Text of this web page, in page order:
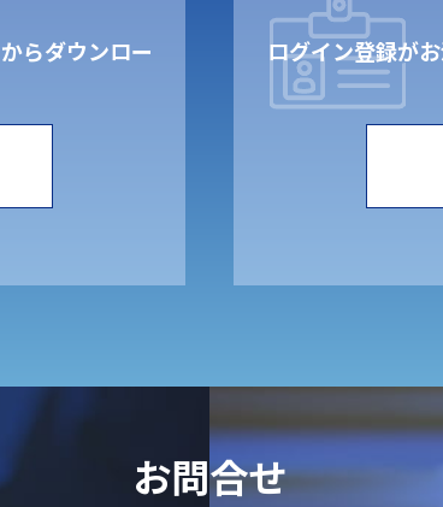
らダウンロー
ログイン登録が
お問合せ